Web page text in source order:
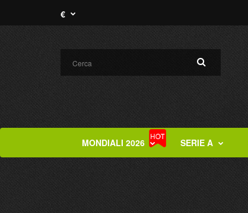
€
MONDIALI 2026 SERIE A